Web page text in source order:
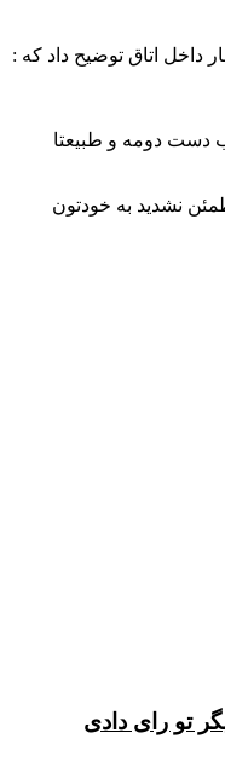
داخل اتاق توضیح داد که :
دست دومه و طبیعتا
نشدید به خودتون
تو رای دادی